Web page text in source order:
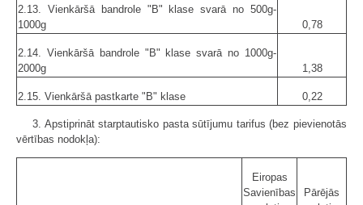
2.13. Vienkāršā bandrole "B" klase svarā no 500g-
1000g
0,78
2.14. Vienkāršā bandrole "B" klase svarā no 1000g-
2000g
1,38
2.15. Vienkāršā pastkarte "B" klase 0,22
3. Apstiprināt starptautisko pasta sūtījumu tarifus (bez pievienotās
vērtības nodokļa):
Eiropas
Savienības
Pārējās